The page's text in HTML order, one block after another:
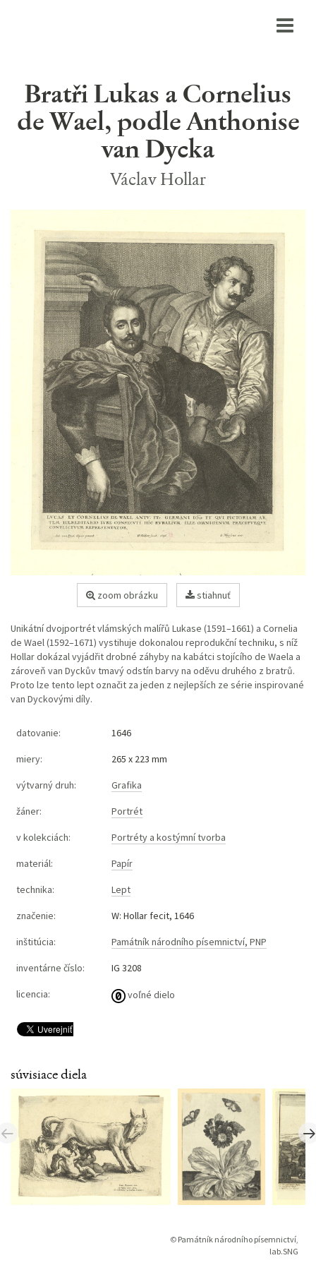
Bratři Lukas a Cornelius
de Wael, podle Anthonise
van Dycka
Václav Hollar
zoom obrázku stiahnuť
Unikátní dvojportrét vlámských malířů Lukase (1591–1661) a Cornelia
de Wael (1592–1671) vystihuje dokonalou reprodukční techniku, s níž
Hollar dokázal vyjádřit drobné záhyby na kabátci stojícího de Waela a
zároveň van Dyckův tmavý odstín barvy na oděvu druhého z bratrů.
Proto lze tento lept označit za jeden z nejlepších ze série inspirované
van Dyckovými díly.
datovanie: 1646
miery: 265 x 223 mm
výtvarný druh: Grafika
žáner: Portrét
v kolekciách: Portréty a kostýmní tvorba
materiál: Papír
technika: Lept
značenie: W: Hollar fecit, 1646
inštitúcia: Památník národního písemnictví, PNP
inventárne číslo: IG 3208
licencia: voľné dielo
súvisiace diela
© Památník národního písemnictví,
lab.SNG